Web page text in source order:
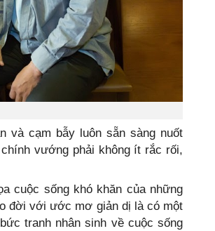
và cạm bẫy luôn sẵn sàng nuốt
vướng phải không ít rắc rối,
cuộc sống khó khăn của những
đời với ước mơ giản dị là có một
tranh nhân sinh về cuộc sống